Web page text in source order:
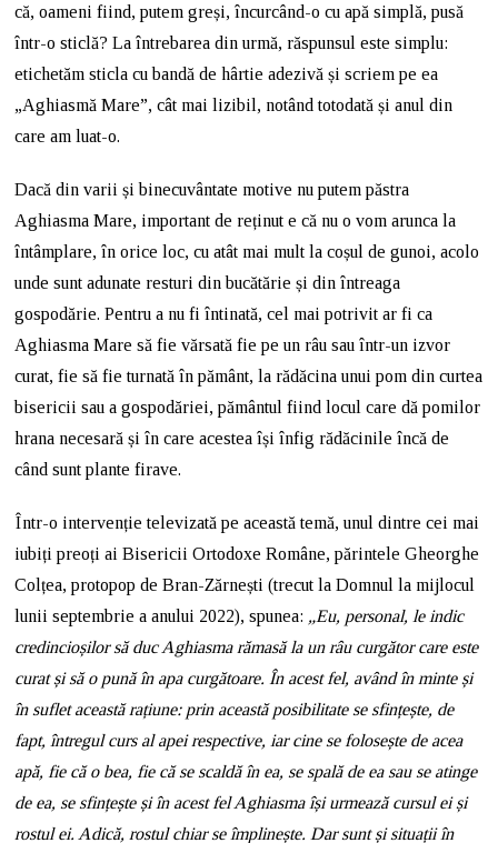
că, oameni fiind, putem greși, încurcând-o cu apă simplă, pusă
într-o sticlă? La întrebarea din urmă, răspunsul este simplu:
etichetăm sticla cu bandă de hârtie adezivă și scriem pe ea
„Aghiasmă Mare”, cât mai lizibil, notând totodată și anul din
care am luat-o.
Dacă din varii și binecuvântate motive nu putem păstra
Aghiasma Mare, important de reținut e că nu o vom arunca la
întâmplare, în orice loc, cu atât mai mult la coșul de gunoi, acolo
unde sunt adunate resturi din bucătărie și din întreaga
gospodărie. Pentru a nu fi întinată, cel mai potrivit ar fi ca
Aghiasma Mare să fie vărsată fie pe un râu sau într-un izvor
curat, fie să fie turnată în pământ, la rădăcina unui pom din curtea
bisericii sau a gospodăriei, pământul fiind locul care dă pomilor
hrana necesară și în care acestea își înfig rădăcinile încă de
când sunt plante firave.
Într-o intervenție televizată pe această temă, unul dintre cei mai
iubiți preoți ai Bisericii Ortodoxe Române, părintele Gheorghe
Colțea, protopop de Bran-Zărnești (trecut la Domnul la mijlocul
lunii septembrie a anului 2022), spunea: „Eu, personal, le indic
credincioșilor să duc Aghiasma rămasă la un râu curgător care este
curat și să o pună în apa curgătoare. În acest fel, având în minte și
în suflet această rațiune: prin această posibilitate se sfințește, de
fapt, întregul curs al apei respective, iar cine se folosește de acea
apă, fie că o bea, fie că se scaldă în ea, se spală de ea sau se atinge
de ea, se sfințește și în acest fel Aghiasma își urmează cursul ei și
rostul ei. Adică, rostul chiar se împlinește. Dar sunt și situații în